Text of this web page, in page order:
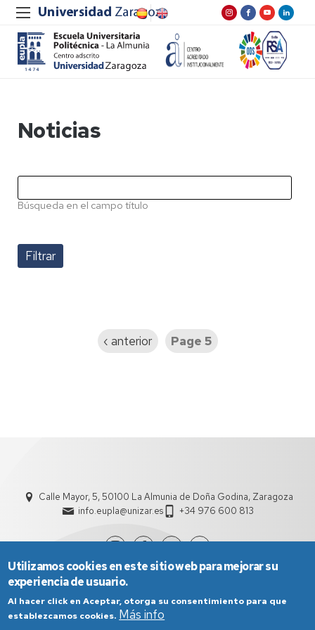
Noticias
Búsqueda en el campo título
Previous
‹ anterior Page 5
Calle Mayor, 5, 50100 La Almunia de Doña Godina, Zaragoza
info.eupla@unizar.es
+34 976 600 813
Utilizamos cookies en este sitio web para mejorar su
experiencia de usuario.
Al hacer click en Aceptar, otorga su consentimiento para que
establezcamos cookies. Más info